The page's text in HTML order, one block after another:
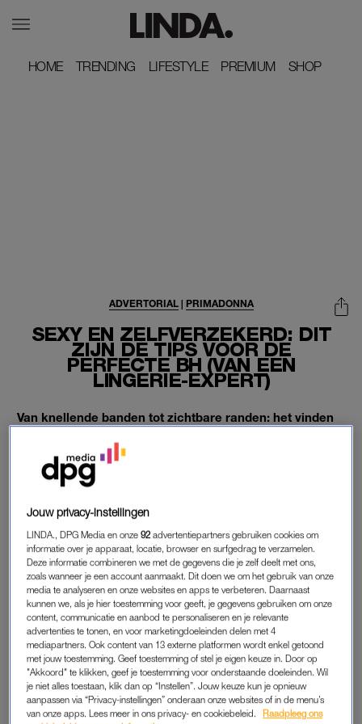
HOME
HOME TRENDING
TRENDING LIFESTYLE
LIFESTYLE PREMIUM
PREMIUM SHOP
SHOP
SEXY EN ZELFVERZEKERD: DIT
ZIJN DÉ TIPS VOOR DE
PERFECTE BH (VAN EEN
LINGERIE-EXPERT)
ADVERTORIAL| PRIMADONNA
Van knellende banden tot zichtbare randen: het vinden
helaas – niet vanzelfsprekend. Daarom krijgen drie
gelukkige lezeressen een bh-masterclass en jij kunt
Wel 80% van de Nederlandse vrouwen draagt de verkeerde
bh.
GEEN OVERBODIGE LUXE
Het gevoel van comfortabel én sexy ondergoed is van
onschatbare waarde. Je gaat er van stralen en krijgt direct een
zelfverzekerd gevoel. Hoog tijd dus om je borsten – en dus
bh’s – de aandacht te geven, die ze verdienen. Daarom wil
PrimaDonna als merkawarenesscreëren, dat je je regelmatig
moet laten opmeten in een lingerieboetiek. Vandaag doen de
Jouw privacy-instellingen
LINDA., DPG Media en onze92 advertentiepartners gebruiken cookies om
informatie over je apparaat, locatie, browser en surfgedrag te verzamelen.
Deze informatie combineren we met de gegevens die je zelf deelt met ons,
zoals wanneer je een account aanmaakt. Dit doen we om het gebruik van onze
media te analyseren en onze websites en apps te verbeteren. Daarnaast
kunnen we, als je hier toestemming voor geeft, je gegevens gebruiken om onze
content, communicatie en aanbod te personaliseren en je relevante
advertenties te tonen, en voor marketingdoeleinden delen met 4
mediapartners. Ook content van 13 externe platformen wordt enkel getoond
met jouw toestemming. Geef toestemming of stel je eigen keuze in. Door op
"Akkoord" te klikken, geef je toestemming voor onderstaande doeleinden. Wil
je niet alles toestaan, klik dan op “Instellen”. Jouw keuze kun je opnieuw
aanpassen via “Privacy-instellingen” onderaan onze websites of in de menu’s
van onze apps. Lees meer in ons privacy- en cookiebeleid.
Raadpleeg ons